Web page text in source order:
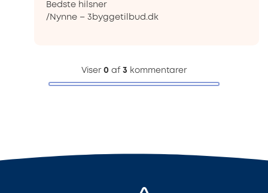
Bedste hilsner
/Nynne – 3byggetilbud.dk
Viser 0 af 3 kommentarer